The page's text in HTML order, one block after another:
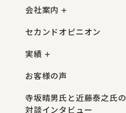
会社案内
セカンドオピニオン
実績
お客様の声
寺坂晴男氏と近藤泰之氏の
対談インタビュー